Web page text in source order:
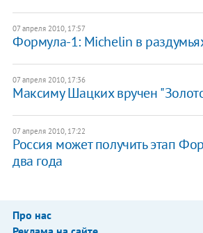
07 апреля 2010, 17:57
Формула-1: Michelin в
07 апреля 2010, 17:36
Максиму Шацких вручен
07 апреля 2010, 17:22
Россия может получить этап
два года
Про нас